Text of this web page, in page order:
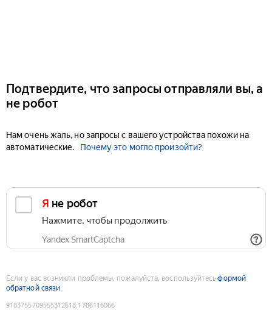
Подтвердите, что запросы отправляли вы, а
не робот
Нам очень жаль, но запросы с вашего устройства похожи на
автоматические.
Почему это могло произойти?
Я не робот
Нажмите, чтобы продолжить
Yandex SmartCaptcha
Если у вас возникли проблемы, пожалуйста, воспользуйтесьформой
обратной связи
9183755709555312618:1786116066